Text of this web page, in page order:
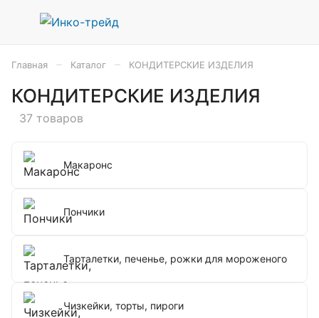
Главная Каталог КОНДИТЕРСКИЕ ИЗДЕЛИЯ
КОНДИТЕРСКИЕ ИЗДЕЛИЯ
37 товаров
Макаронс
Пончики
Тарталетки, печенье, рожки для мороженого
Чизкейки, торты, пироги